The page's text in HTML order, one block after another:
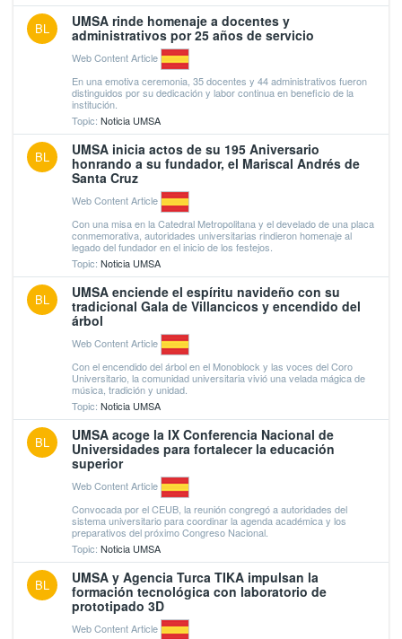
BL
UMSA rinde homenaje a docentes y
administrativos por 25 años de servicio
Web Content Article
En una emotiva ceremonia, 35 docentes y 44 administrativos fueron
distinguidos por su dedicación y labor continua en beneficio de la
institución.
Topic: Noticia UMSA
BL
UMSA inicia actos de su 195 Aniversario
honrando a su fundador, el Mariscal Andrés de
Santa Cruz
Web Content Article
Con una misa en la Catedral Metropolitana y el develado de una placa
conmemorativa, autoridades universitarias rindieron homenaje al
legado del fundador en el inicio de los festejos.
Topic: Noticia UMSA
BL
UMSA enciende el espíritu navideño con su
tradicional Gala de Villancicos y encendido del
árbol
Web Content Article
Con el encendido del árbol en el Monoblock y las voces del Coro
Universitario, la comunidad universitaria vivió una velada mágica de
música, tradición y unidad.
Topic: Noticia UMSA
BL
UMSA acoge la IX Conferencia Nacional de
Universidades para fortalecer la educación
superior
Web Content Article
Convocada por el CEUB, la reunión congregó a autoridades del
sistema universitario para coordinar la agenda académica y los
preparativos del próximo Congreso Nacional.
Topic: Noticia UMSA
BL
UMSA y Agencia Turca TIKA impulsan la
formación tecnológica con laboratorio de
prototipado 3D
Web Content Article